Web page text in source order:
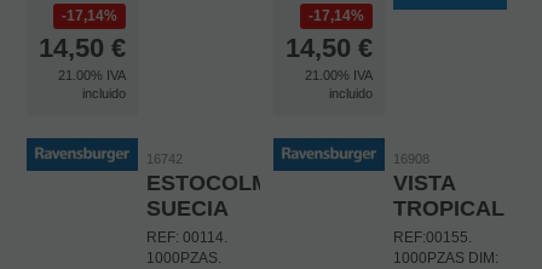
17,14%
14,50 €
21.00% IVA
incluido
17,14%
14,50 €
21.00% IVA
incluido
16742
ESTOCOLMO-
SUECIA
REF: 00114.
1000PZAS.
16908
VISTA
TROPICAL
REF:00155.
1000PZAS DIM: